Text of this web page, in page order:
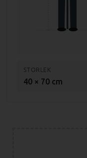
STORLEK
40 × 70 cm